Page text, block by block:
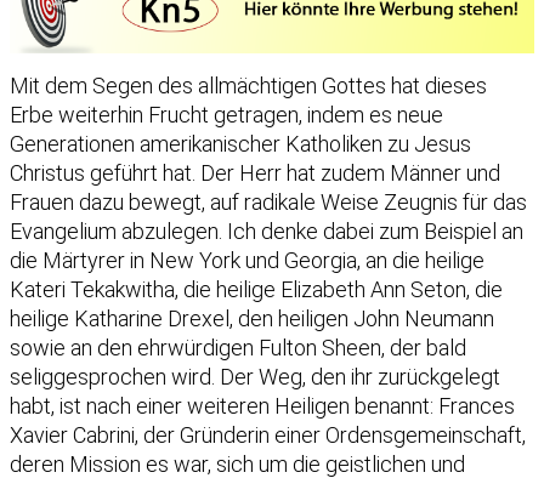
Mit dem Segen des allmächtigen Gottes hat dieses
Erbe weiterhin Frucht getragen, indem es neue
Generationen amerikanischer Katholiken zu Jesus
Christus geführt hat. Der Herr hat zudem Männer und
Frauen dazu bewegt, auf radikale Weise Zeugnis für das
Evangelium abzulegen. Ich denke dabei zum Beispiel an
die Märtyrer in New York und Georgia, an die heilige
Kateri Tekakwitha, die heilige Elizabeth Ann Seton, die
heilige Katharine Drexel, den heiligen John Neumann
sowie an den ehrwürdigen Fulton Sheen, der bald
seliggesprochen wird. Der Weg, den ihr zurückgelegt
habt, ist nach einer weiteren Heiligen benannt: Frances
Xavier Cabrini, der Gründerin einer Ordensgemeinschaft,
deren Mission es war, sich um die geistlichen und